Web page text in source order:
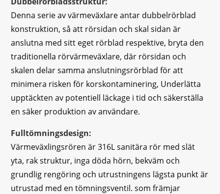
Denna serie av värmeväxlare antar dubbelrörblad
konstruktion, så att rörsidan och skal sidan är
anslutna med sitt eget rörblad respektive, bryta den
traditionella rörvärmeväxlare, där rörsidan och
skalen delar samma anslutningsrörblad för att
minimera risken för korskontaminering, Underlätta
upptäckten av potentiell läckage i tid och säkerställa
en säker produktion av användare.
Fulltömningsdesign:
Värmeväxlingsrören är 316L sanitära rör med slät
yta, rak struktur, inga döda hörn, bekväm och
grundlig rengöring och utrustningens lägsta punkt är
utrustad med en tömningsventil. som främjar